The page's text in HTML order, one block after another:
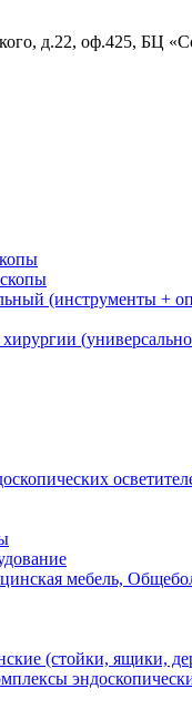
д.22, оф.425, БЦ
(инструменты +
мебель,
(стойки, ящики,